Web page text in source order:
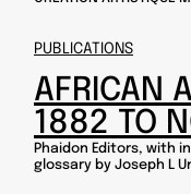
PUBLICATIONS
AFRICAN
1882 TO
Phaidon Editors, with
glossary by Joseph L